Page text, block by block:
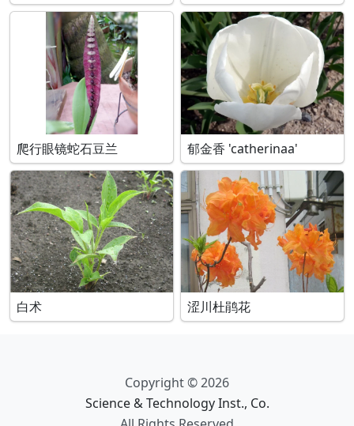
爬行眼镜蛇石豆兰 郁金香 'catherinaa'
白术 涩川杜鹃花
Copyright © 2026
Science & Technology Inst., Co.